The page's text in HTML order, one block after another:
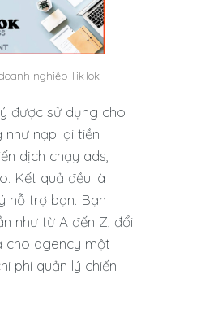
nghiệp TikTok
được sử dụng cho
nạp lại tiền
dịch chạy ads,
Kết quả đều là
hỗ trợ bạn. Bạn
như từ A đến Z, đổi
cho agency một
phí quản lý chiến